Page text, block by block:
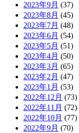
2023年9月 (37)
2023年8月 (45)
2023年7月 (48)
2023年6月 (54)
2023年5月 (51)
2023年4月 (50)
2023年3月 (65)
2023年2月 (47)
2023年1月 (53)
2022年12月 (73)
2022年11月 (72)
2022年10月 (77)
2022年9月 (70)